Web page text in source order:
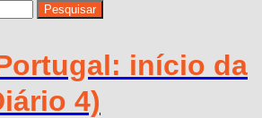
início da
4)